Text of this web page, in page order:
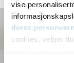
vise
deres
cookies, velger